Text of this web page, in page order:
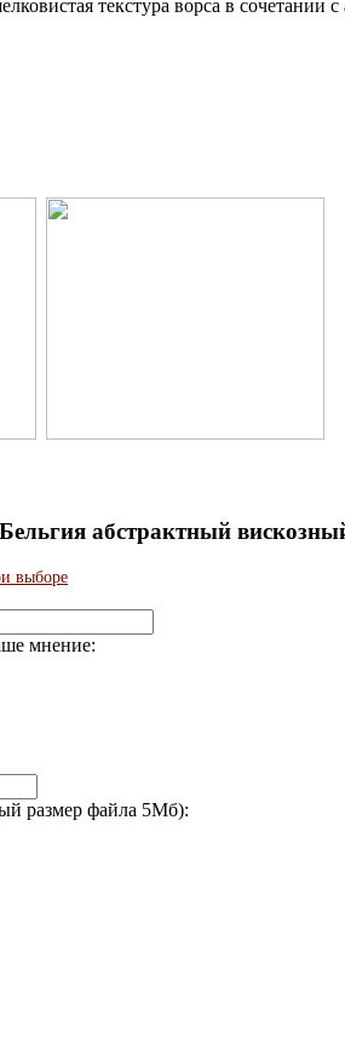
текстура ворса в сочетании
абстрактный
выборе
мнение:
размер файла 5Мб):